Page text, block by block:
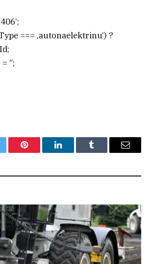
=== ‚autonaelektrinu‘) ?
“;
Pinterest LinkedInTumblr Email